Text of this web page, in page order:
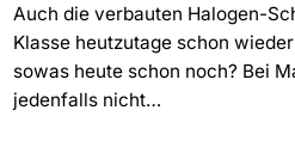
Auch die verbauten Halogen-
Klasse heutzutage schon
sowas heute schon noch? Bei
jedenfalls nicht…